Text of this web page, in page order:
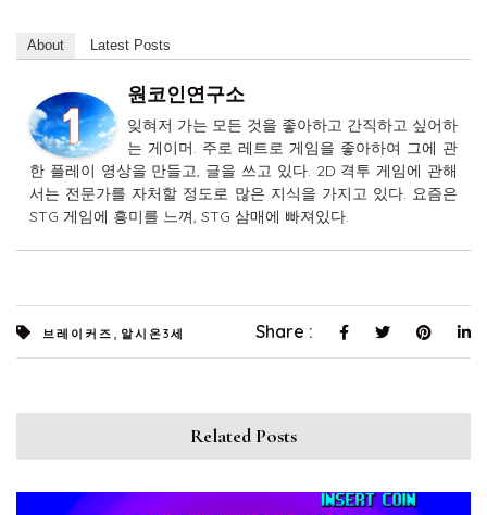
About Latest Posts
원코인연구소
잊혀저 가는 모든 것을 좋아하고 간직하고 싶어하
는 게이머. 주로 레트로 게임을 좋아하여 그에 관
한 플레이 영상을 만들고, 글을 쓰고 있다. 2D 격투 게임에 관해
서는 전문가를 자처할 정도로 많은 지식을 가지고 있다. 요즘은
STG 게임에 흥미를 느껴, STG 삼매에 빠져있다.
브레이커즈 알시온3세 Share :
Related Posts